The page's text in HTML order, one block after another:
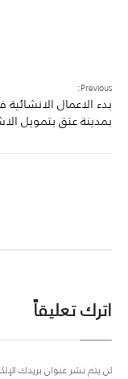
Previous:
بدء الاعمال
بمدينة عتق بتمويل
اترك تعليقاً
لن يتم نشر عنوان بريدك